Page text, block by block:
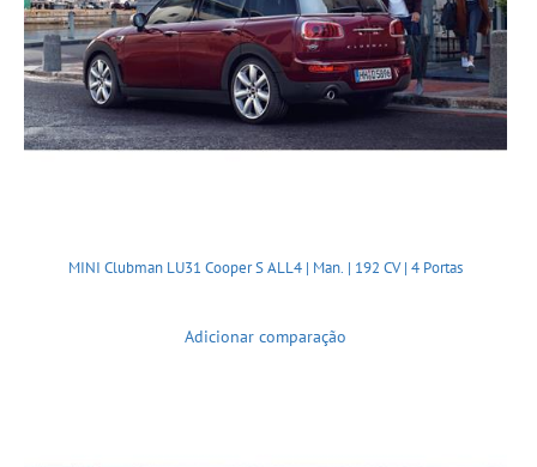
MINI Clubman LU31 Cooper S ALL4 | Man. | 192 CV | 4 Portas
Adicionar comparação